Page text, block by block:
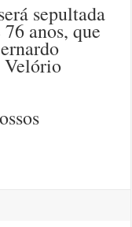
sepultada
76 anos, que
Velório